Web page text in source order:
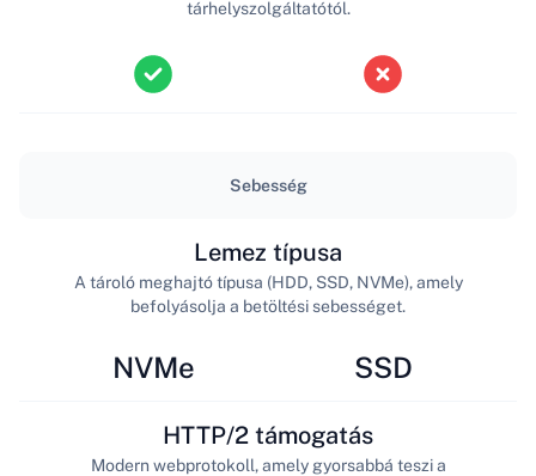
tárhelyszolgáltatótól.
Sebesség
NVMe
Lemez típusa
A tároló meghajtó típusa (HDD, SSD, NVMe), amely
befolyásolja a betöltési sebességet.
SSD
HTTP/2 támogatás
Modern webprotokoll, amely gyorsabbá teszi a